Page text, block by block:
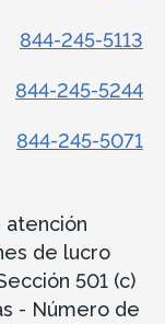
844-245-5113
844-245-5244
844-245-5071
atención
de lucro
501 (c)
- Número de